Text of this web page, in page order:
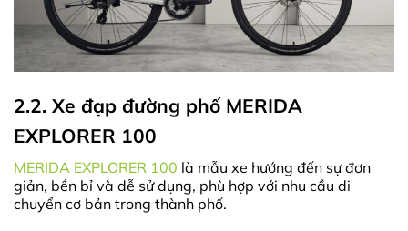
2.2. Xe đạp đường phố MERIDA
EXPLORER 100
MERIDA EXPLORER 100 là mẫu xe hướng đến sự đơn
giản, bền bỉ và dễ sử dụng, phù hợp với nhu cầu di
chuyển cơ bản trong thành phố.